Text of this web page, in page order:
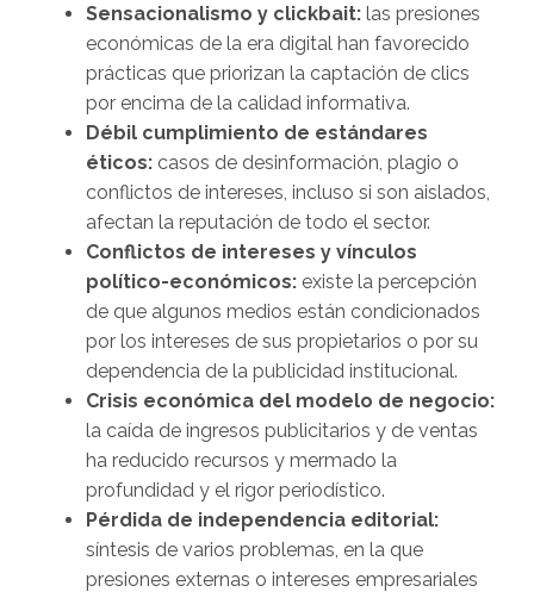
Sensacionalismo y clickbait: las presiones
económicas de la era digital han favorecido
prácticas que priorizan la captación de clics
por encima de la calidad informativa.
Débil cumplimiento de estándares
éticos: casos de desinformación, plagio o
conflictos de intereses, incluso si son aislados,
afectan la reputación de todo el sector.
Conflictos de intereses y vínculos
político-económicos: existe la percepción
de que algunos medios están condicionados
por los intereses de sus propietarios o por su
dependencia de la publicidad institucional.
Crisis económica del modelo de negocio:
la caída de ingresos publicitarios y de ventas
ha reducido recursos y mermado la
profundidad y el rigor periodístico.
Pérdida de independencia editorial:
síntesis de varios problemas, en la que
presiones externas o intereses empresariales